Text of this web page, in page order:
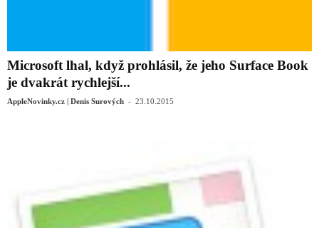
Microsoft lhal, když prohlásil, že jeho Surface Book
je dvakrát rychlejší...
AppleNovinky.cz | Denis Surových - 23.10.2015